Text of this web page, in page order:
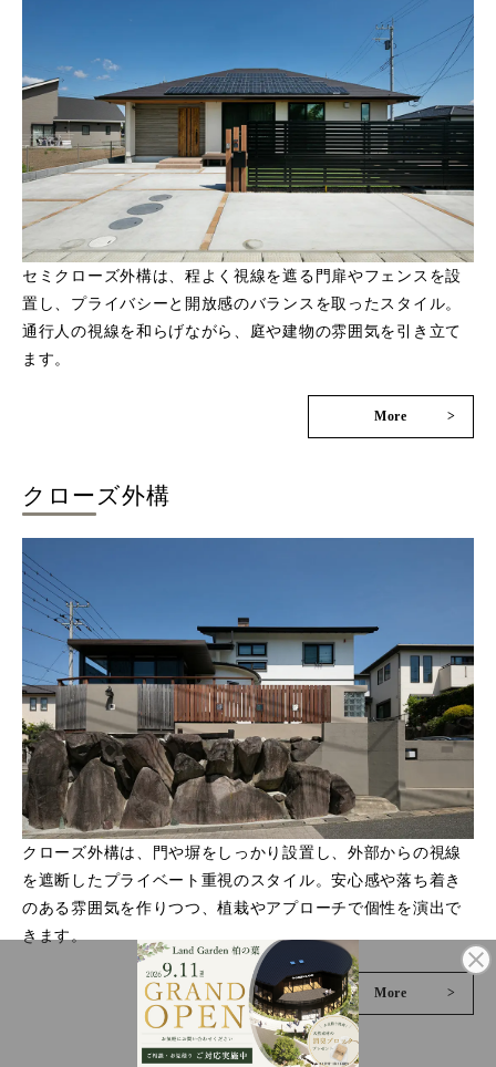
セミクローズ外構は、程よく視線を遮る門扉やフェンスを設
置し、プライバシーと開放感のバランスを取ったスタイル。
通行人の視線を和らげながら、庭や建物の雰囲気を引き立て
ます。
More >
クローズ外構
クローズ外構は、門や塀をしっかり設置し、外部からの視線
を遮断したプライベート重視のスタイル。安心感や落ち着き
のある雰囲気を作りつつ、植栽やアプローチで個性を演出で
きます。
More >